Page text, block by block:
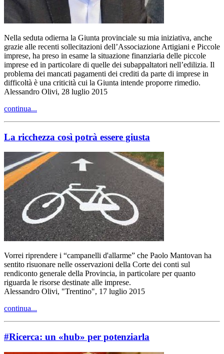
Nella seduta odierna la Giunta provinciale su mia iniziativa, anche
grazie alle recenti sollecitazioni dell’Associazione Artigiani e Piccole
imprese, ha preso in esame la situazione finanziaria delle piccole
imprese ed in particolare di quelle dei subappaltatori nell’edilizia. Il
problema dei mancati pagamenti dei crediti da parte di imprese in
difficoltà è una criticità cui la Giunta intende proporre rimedio.
Alessandro Olivi, 28 luglio 2015
continua...
La ricchezza così potrà essere giusta
Vorrei riprendere i “campanelli d'allarme” che Paolo Mantovan ha
sentito risuonare nelle osservazioni della Corte dei conti sul
rendiconto generale della Provincia, in particolare per quanto
riguarda le risorse destinate alle imprese.
Alessandro Olivi, "Trentino", 17 luglio 2015
continua...
#Ricerca: un «hub» per potenziarla